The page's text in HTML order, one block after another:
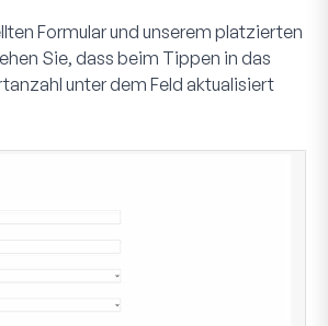
Formular und unserem platzierten
Sie, dass beim Tippen in das
unter dem Feld aktualisiert